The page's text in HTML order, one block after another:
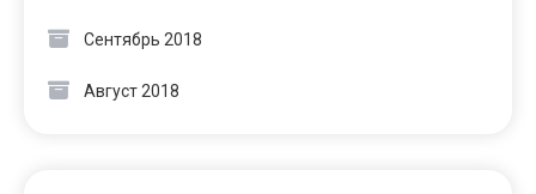
Сентябрь 2018
Август 2018